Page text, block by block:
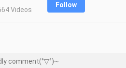
Videos
Follow